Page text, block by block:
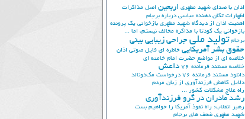
اذان با صدای شهید مطهری اربعین اصل مذاکرات
اظهارات تکان دهنده عباسی درباره برجام
اهمیت اذان از دیدگاه شهید مطهری بازخوانی یک پرونده
بازخوانی یک کودتا با مذاکره مخالف نیستم، اما ...
برجام تولید ملی جراحی زیبایی بینی
حقوق بشر آمریکایی خاطره ای فایل صوتی اذان
خلاصه ای از مواضع حضرت امام خامنه ای
خلاصه مستند فرمانده 76
داعش
دانلود مستند فرمانده 76
درخواست مک‌دونالد
دلایل کاهش فرزندآوری از زبان مردم
راه علاج مشکلات کشور ...
رشد مادران در گرو فرزندآوری
رهبر انقلاب: راه نفوذ آمریکا را خواهیم بست
شهید مطهری ضعف های برجام